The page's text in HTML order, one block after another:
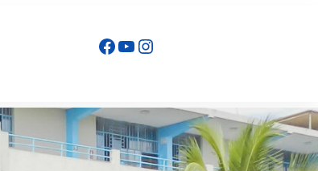
Facebook YouTube Instagram